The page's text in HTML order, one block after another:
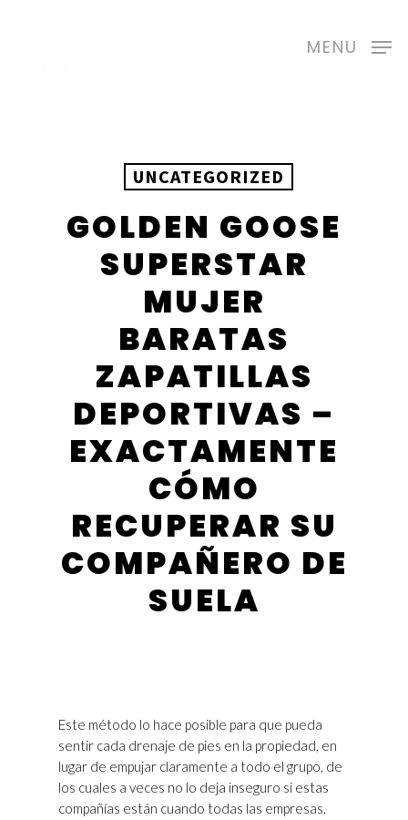
MENU
UNCATEGORIZED
GOLDEN GOOSE
SUPERSTAR
MUJER
BARATAS
ZAPATILLAS
DEPORTIVAS –
EXACTAMENTE
CÓMO
RECUPERAR SU
COMPAÑERO DE
SUELA
Este método lo hace posible para que pueda
sentir cada drenaje de pies en la propiedad, en
lugar de empujar claramente a todo el grupo, de
los cuales a veces no lo deja inseguro si estas
compañías están cuando todas las empresas.